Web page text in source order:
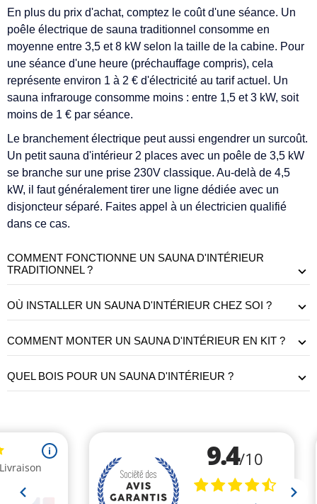
En plus du prix d'achat, comptez le coût d'une séance. Un
poêle électrique de sauna traditionnel consomme en
moyenne entre 3,5 et 8 kW selon la taille de la cabine. Pour
une séance d'une heure (préchauffage compris), cela
représente environ 1 à 2 € d'électricité au tarif actuel. Un
sauna infrarouge consomme moins : entre 1,5 et 3 kW, soit
moins de 1 € par séance.
Le branchement électrique peut aussi engendrer un surcoût.
Un petit sauna d'intérieur 2 places avec un poêle de 3,5 kW
se branche sur une prise 230V classique. Au-delà de 4,5
kW, il faut généralement tirer une ligne dédiée avec un
disjoncteur séparé. Faites appel à un électricien qualifié
dans ce cas.
COMMENT FONCTIONNE UN SAUNA D'INTÉRIEUR
TRADITIONNEL ?
OÙ INSTALLER UN SAUNA D'INTÉRIEUR CHEZ SOI ?
COMMENT MONTER UN SAUNA D'INTÉRIEUR EN KIT ?
QUEL BOIS POUR UN SAUNA D'INTÉRIEUR ?